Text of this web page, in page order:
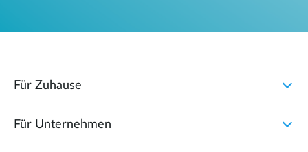
Für Zuhause
Für Unternehmen